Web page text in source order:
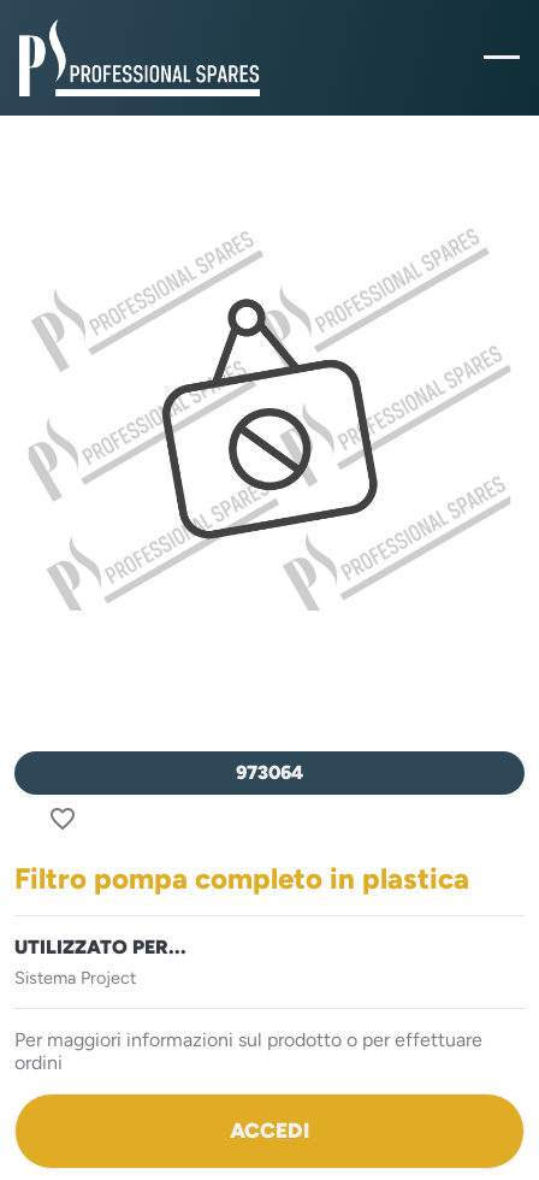
973064
favorite_border
Filtro pompa completo in plastica
UTILIZZATO PER...
Sistema Project
Per maggiori informazioni sul prodotto o per effettuare
ordini
ACCEDI